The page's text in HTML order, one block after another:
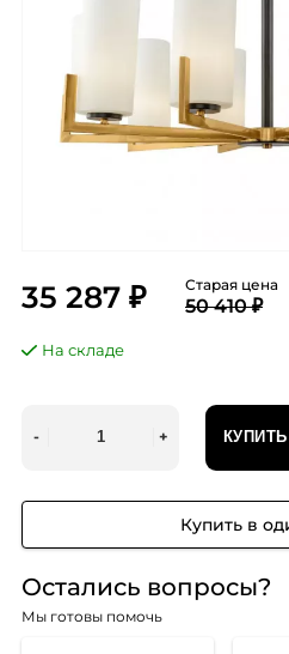
35 287 ₽ Старая цена
50 410 ₽
На складе
КУПИТЬ
Купить в
Остались вопросы?
Мы готовы помочь